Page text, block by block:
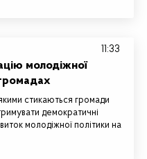
молодіжної
стикаються громади
демократичні
молодіжної політики на
11:33